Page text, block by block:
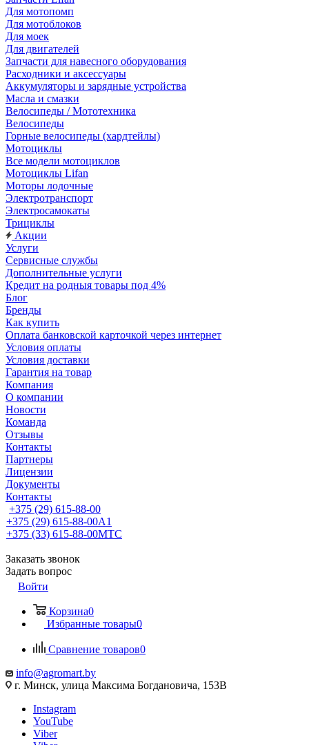
Для мотопомп
Для мотоблоков
Для моек
Для двигателей
Запчасти для навесного оборудования
Расходники и аксессуары
Аккумуляторы и зарядные устройства
Масла и смазки
Велосипеды / Мототехника
Велосипеды
Горные велосипеды (хардтейлы)
Мотоциклы
Все модели мотоциклов
Мотоциклы Lifan
Моторы лодочные
Электротранспорт
Электросамокаты
Трициклы
Акции
Услуги
Сервисные службы
Дополнительные услуги
Кредит на родныя товары под 4%
Блог
Бренды
Как купить
Оплата банковской карточкой через интернет
Условия оплаты
Условия доставки
Гарантия на товар
Компания
О компании
Новости
Команда
Отзывы
Контакты
Партнеры
Лицензии
Документы
Контакты
+375 (29) 615-88-00
+375 (29) 615-88-00A1
+375 (33) 615-88-00МТС
Заказать звонок
Задать вопрос
Войти
Корзина0
Избранные товары0
Сравнение товаров0
info@agromart.by
г. Минск, улица Максима Богдановича, 153В
Instagram
YouTube
Viber